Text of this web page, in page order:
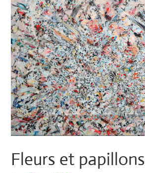
Fleurs et papillons